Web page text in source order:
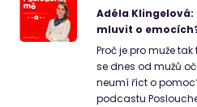
Adéla Klingelová:
mluvit o
Proč je pro muže
se dnes od mužů
neumí říct o
podcastu